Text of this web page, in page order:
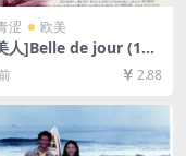
涩 欧美
人]Belle de jour (196
网盘+迅雷云盘资源10
未删减][MP4/6.1GB]
字]
2.88